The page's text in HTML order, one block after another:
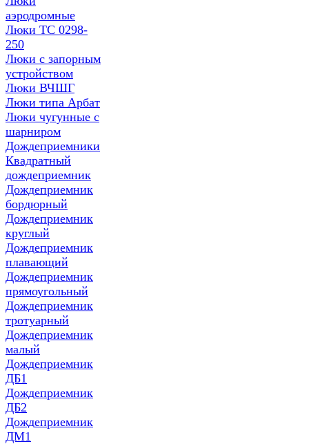
аэродромные
Люки ТС 0298-
250
Люки с запорным
устройством
Люки ВЧШГ
Люки типа Арбат
Люки чугунные с
шарниром
Дождеприемники
Квадратный
дождеприемник
Дождеприемник
бордюрный
Дождеприемник
круглый
Дождеприемник
плавающий
Дождеприемник
прямоугольный
Дождеприемник
тротуарный
Дождеприемник
малый
Дождеприемник
ДБ1
Дождеприемник
ДБ2
Дождеприемник
ДМ1